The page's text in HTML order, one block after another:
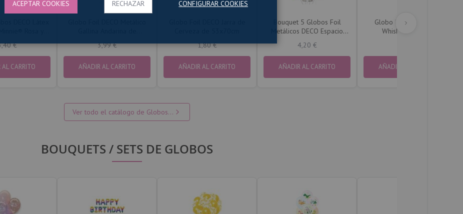
DECO Látex
Rosa y
€
CARRITO
3,99 €
AÑADIR AL CARRITO
1,80 €
AÑADIR AL CARRITO
Bouquet 5 Globos Foil
Metálicos DECO Espacio
4,20 €
AÑADIR AL CARRITO
Globo Foil Botella de
Whisky 48x93cm
AÑADIR AL CARRITO
Ver todo el catálogo de Globos...
BOUQUETS / SETS DE GLOBOS
ACEPTAR COOKIES RECHAZAR CONFIGURAR COOKIES